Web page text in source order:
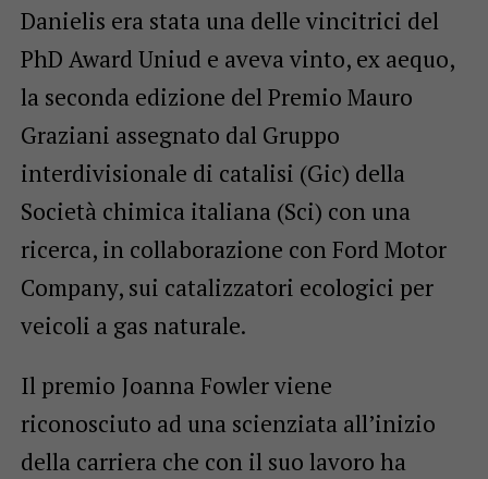
Danielis era stata una delle vincitrici del
PhD Award Uniud e aveva vinto, ex aequo,
la seconda edizione del Premio Mauro
Graziani assegnato dal Gruppo
interdivisionale di catalisi (Gic) della
Società chimica italiana (Sci) con una
ricerca, in collaborazione con Ford Motor
Company, sui catalizzatori ecologici per
veicoli a gas naturale.
Il premio Joanna Fowler viene
riconosciuto ad una scienziata all’inizio
della carriera che con il suo lavoro ha